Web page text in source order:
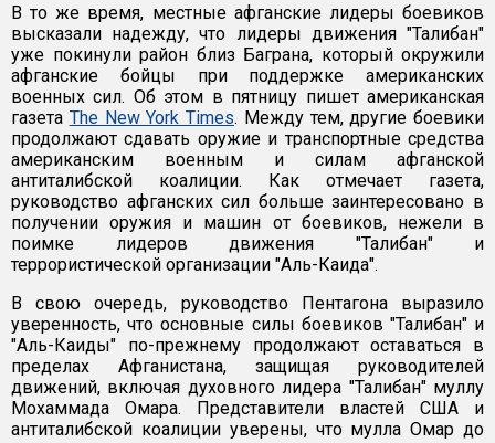
В то же время, местные афганские лидеры боевиков
высказали надежду, что лидеры движения "Талибан"
уже покинули район близ Баграна, который окружили
афганские бойцы при поддержке американских
военных сил. Об этом в пятницу пишет американская
газета The New York Times. Между тем, другие боевики
продолжают сдавать оружие и транспортные средства
американским военным и силам афганской
антиталибской коалиции. Как отмечает газета,
руководство афганских сил больше заинтересовано в
получении оружия и машин от боевиков, нежели в
поимке лидеров движения "Талибан" и
террористической организации "Аль-Каида".
В свою очередь, руководство Пентагона выразило
уверенность, что основные силы боевиков "Талибан" и
"Аль-Каиды" по-прежнему продолжают оставаться в
пределах Афганистана, защищая руководителей
движений, включая духовного лидера "Талибан" муллу
Мохаммада Омара. Представители властей США и
антиталибской коалиции уверены, что мулла Омар до